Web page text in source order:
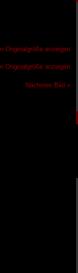
In Originalgröße anzeigen
In Originalgröße anzeigen
Nächstes Bild »